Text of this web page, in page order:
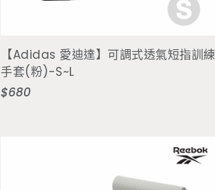
選擇選項
【Adidas 愛迪達】可調式透氣短指訓練
手套(粉)-S~L
定
$680